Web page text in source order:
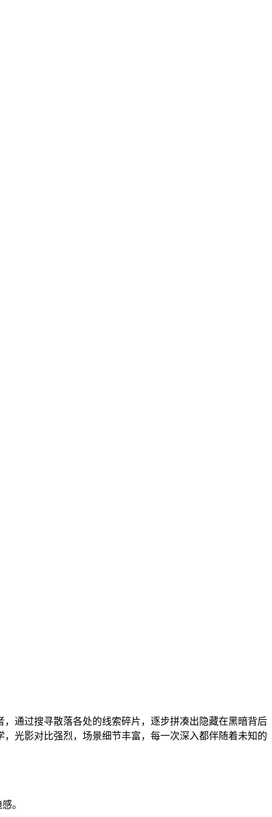
通过搜寻散落各处的线索碎片，逐步拼凑出隐藏在黑暗背后
光影对比强烈，场景细节丰富，每一次深入都伴随着未知的
。